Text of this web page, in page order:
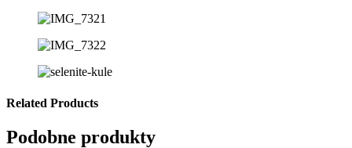
Related Products
Podobne produkty